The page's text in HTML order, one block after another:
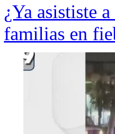
¿Ya asististe
familias en